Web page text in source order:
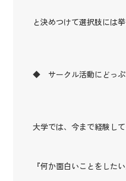
と決めつけて選択肢には
◆ サークル活動にどっ
大学では、今まで経験して
『何か面白いことをしたい